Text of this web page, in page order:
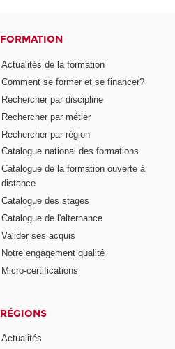
FORMATION
Actualités de la formation
Comment se former et se financer?
Rechercher par discipline
Rechercher par métier
Rechercher par région
Catalogue national des formations
Catalogue de la formation ouverte à
distance
Catalogue des stages
Catalogue de l'alternance
Valider ses acquis
Notre engagement qualité
Micro-certifications
RÉGIONS
Actualités